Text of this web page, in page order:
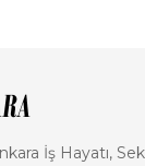
İş Hayatı,